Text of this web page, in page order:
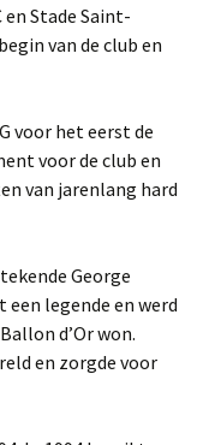
Stade Saint-
van de club en
voor het eerst de
voor de club en
van jarenlang hard
George
een legende en werd
d’Or won.
en zorgde voor